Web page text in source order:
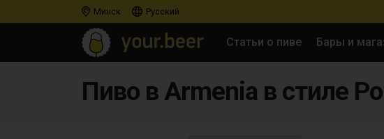
Минск Русский
Статьи о пиве Бары и